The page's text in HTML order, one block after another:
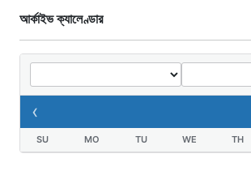
আর্কাইভ ক্যালেণ্ডার
‹
SU MO TU WE TH